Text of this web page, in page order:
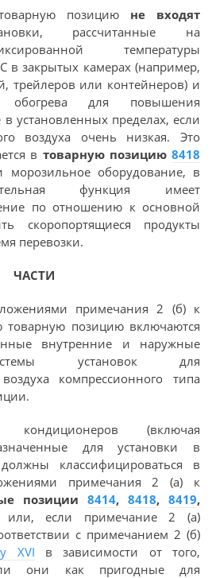
позицию не входят
рассчитанные на
температуры
в закрытых камерах (например,
трейлеров или контейнеров) и
обогрева для повышения
установленных пределах, если
воздуха очень низкая. Это
в товарную позицию8418
морозильное оборудование, в
функция имеет
по отношению к основной
скоропортящиеся продукты
перевозки.
ЧАСТИ
примечания 2 (б) к
товарную позицию включаются
внутренние и наружные
установок для
компрессионного типа
кондиционеров (включая
для установки в
классифицироваться в
примечания 2 (а) к
позиции 8414, 8418, 8419,
если примечание 2 (а)
с примечанием 2 (б)
XVI в зависимости от того,
они как пригодные для